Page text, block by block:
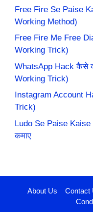
Free Fire Se Paise
Working Method)
Free Fire Me Free
Working Trick)
WhatsApp Hack कैसे
Working Trick)
Instagram Account
Trick)
Ludo Se Paise Kaise
कमाए
About Us Contact